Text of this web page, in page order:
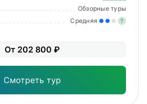
Обзорные туры
Средняя ?
От 202 800 ₽
Смотреть тур